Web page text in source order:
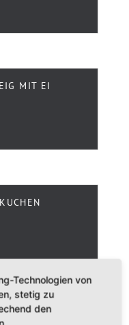
MIT EI
Technologien von
stetig zu
den